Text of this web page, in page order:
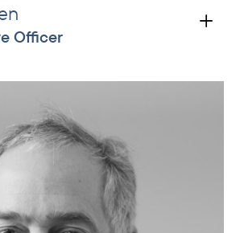
Officer
institutions. He is
member of the South Africa-
firm Arise and of the
Initiative. Prior to joining
for 10 years as a co-
in a venture capital firm in